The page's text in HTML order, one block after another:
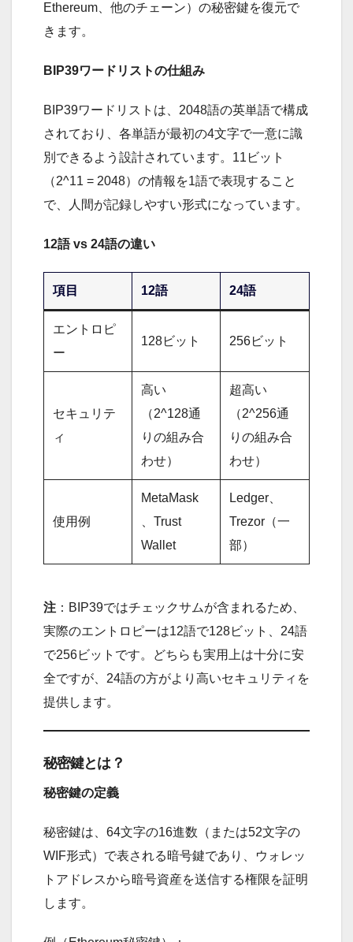
Ethereum、他のチェーン）の秘密鍵を復元で
きます。
BIP39ワードリストの仕組み
BIP39ワードリストは、2048語の英単語で構成
されており、各単語が最初の4文字で一意に識
別できるよう設計されています。11ビット
（2^11 = 2048）の情報を1語で表現すること
で、人間が記録しやすい形式になっています。
12語 vs 24語の違い
項目 12語 24語
エントロピ
ー
128ビット 256ビット
セキュリテ
ィ
高い
（2^128通
りの組み合
わせ）
超高い
（2^256通
りの組み合
わせ）
使用例
MetaMask
、Trust
Wallet
Ledger、
Trezor（一
部）
注 ：BIP39ではチェックサムが含まれるため、
実際のエントロピーは12語で128ビット、24語
で256ビットです。どちらも実用上は十分に安
全ですが、24語の方がより高いセキュリティを
提供します。
秘密鍵とは？
秘密鍵の定義
秘密鍵は、64文字の16進数（または52文字の
WIF形式）で表される暗号鍵であり、ウォレッ
トアドレスから暗号資産を送信する権限を証明
します。